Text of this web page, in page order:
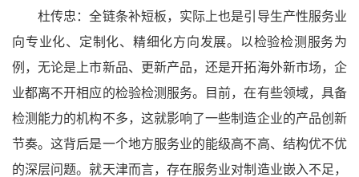
杜传忠：全链条补短板，实际上也是引导生产性服务业
向专业化、定制化、精细化方向发展。以检验检测服务为
例，无论是上市新品、更新产品，还是开拓海外新市场，企
业都离不开相应的检验检测服务。目前，在有些领域，具备
检测能力的机构不多，这就影响了一些制造企业的产品创新
节奏。这背后是一个地方服务业的能级高不高、结构优不优
的深层问题。就天津而言，存在服务业对制造业嵌入不足，